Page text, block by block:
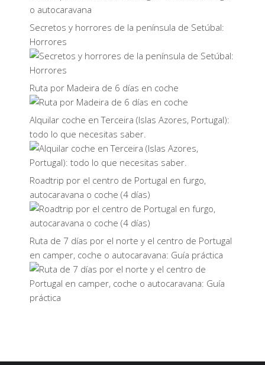
Secretos y horrores de la península de Setúbal:
Horrores
Ruta por Madeira de 6 días en coche
Alquilar coche en Terceira (Islas Azores, Portugal):
todo lo que necesitas saber.
Roadtrip por el centro de Portugal en furgo,
autocaravana o coche (4 días)
Ruta de 7 días por el norte y el centro de Portugal
en camper, coche o autocaravana: Guía práctica